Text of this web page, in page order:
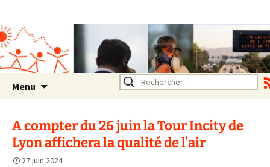
Rhône Alpes
Un environnement sain pour
la santé de tous
Menu Rechercher :
A compter du 26 juin la Tour Incity de
Lyon affichera la qualité de l’air
27 juin 2024